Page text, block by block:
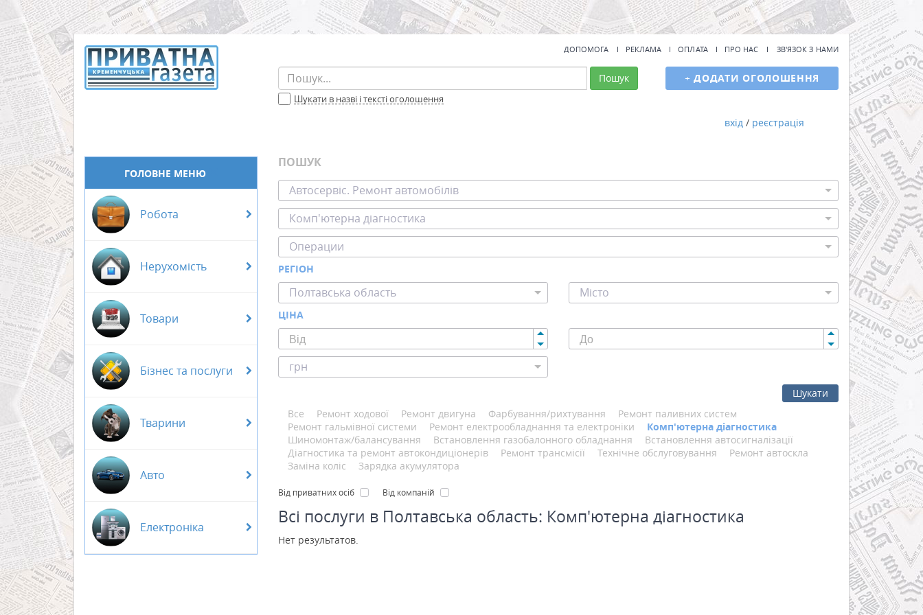
ДОПОМОГА РЕКЛАМА ОПЛАТА ПРО НАС ЗВ'ЯЗОК З НАМИ
Пошук
Шукати в назві і тексті оголошення
+ ДОДАТИ ОГОЛОШЕННЯ
вхід / реєстрація
ГОЛОВНЕ МЕНЮ
Робота
Нерухомість
Товари
Бізнес та послуги
Тварини
Авто
Електроніка
ПОШУК
Автосервіс. Ремонт автомобілів
Комп'ютерна діагностика
Операции
РЕГІОН
Полтавська область Місто
ЦІНА
грн
Шукати
Все
Ремонт ходової Ремонт двигуна Фарбування/рихтування
Ремонт паливних систем
Ремонт гальмівної системи
Ремонт електрообладнання та електроніки
Комп'ютерна діагностика
Шиномонтаж/балансування
Встановлення газобалонного обладнання
Встановлення автосигналізації
Діагностика та ремонт автокондиціонерів
Ремонт трансмісії Технічне обслуговування
Ремонт автоскла
Заміна коліс
Зарядка акумулятора
Від приватних осіб Від компаній
Всі послуги в Полтавська область: Комп'ютерна діагностика
Нет результатов.